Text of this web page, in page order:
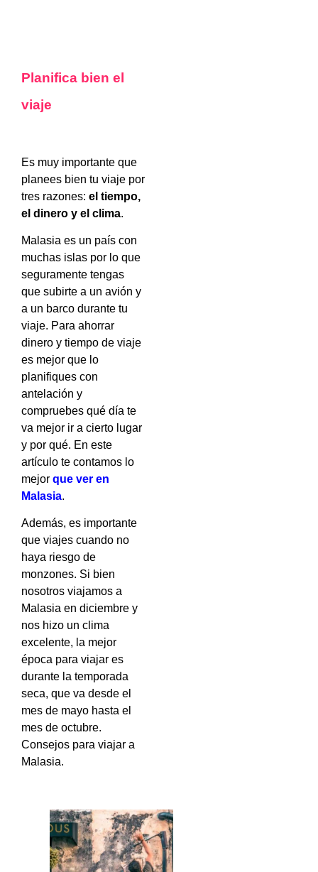
Planifica bien el
viaje
Es muy importante que
planees bien tu viaje por
tres razones: el tiempo,
el dinero y el clima.
Malasia es un país con
muchas islas por lo que
seguramente tengas
que subirte a un avión y
a un barco durante tu
viaje. Para ahorrar
dinero y tiempo de viaje
es mejor que lo
planifiques con
antelación y
compruebes qué día te
va mejor ir a cierto lugar
y por qué. En este
artículo te contamos lo
mejor que ver en
Malasia.
Además, es importante
que viajes cuando no
haya riesgo de
monzones. Si bien
nosotros viajamos a
Malasia en diciembre y
nos hizo un clima
excelente, la mejor
época para viajar es
durante la temporada
seca, que va desde el
mes de mayo hasta el
mes de octubre.
Consejos para viajar a
Malasia.